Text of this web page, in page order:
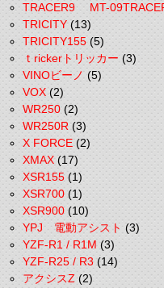
TRACER9 MT-
TRICITY(13)
TRICITY155(5)
ｔrickerトリッカー(3)
VINOビーノ(5)
VOX(2)
WR250(2)
WR250R(3)
X FORCE(2)
XMAX(17)
XSR155(1)
XSR700(1)
XSR900(10)
YPJ 電動アシスト(3)
YZF-R1 / R1M(3)
YZF-R25 / R3(14)
アクシスZ(2)